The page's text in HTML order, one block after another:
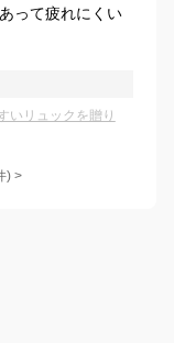
って疲れにくい
いリュックを贈り
) >